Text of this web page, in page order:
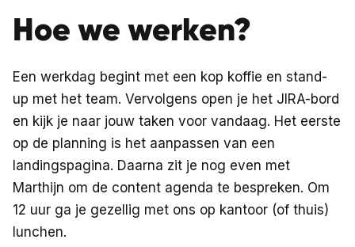
Hoe we werken?
Een werkdag begint met een kop koffie en stand-
up met het team. Vervolgens open je het JIRA-bord
en kijk je naar jouw taken voor vandaag. Het eerste
op de planning is het aanpassen van een
landingspagina. Daarna zit je nog even met
Marthijn om de content agenda te bespreken. Om
12 uur ga je gezellig met ons op kantoor (of thuis)
lunchen.